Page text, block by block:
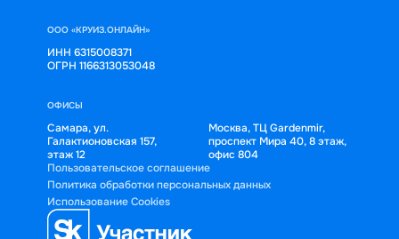
ООО «КРУИЗ.ОНЛАЙН»
ИНН 6315008371
ОГРН 1166313053048
ОФИСЫ
Самара, ул.
Галактионовская 157,
этаж 12
Москва, ТЦ Gardenmir,
проспект Мира 40, 8 этаж,
офис 804
Пользовательское соглашение
Политика обработки персональных данных
Использование Cookies